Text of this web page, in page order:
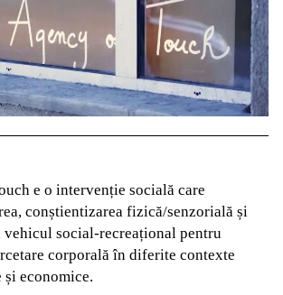
e o intervenție socială care
conștientizarea fizică/senzorială și
vehicul social-recreațional pentru
corporală în diferite contexte
economice.